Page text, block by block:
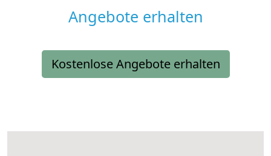
Angebote erhalten
Kostenlose Angebote erhalten